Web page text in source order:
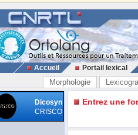
Accueil Portail lexical
Morphologie
Dicosyn
CRISCO
Entrez une